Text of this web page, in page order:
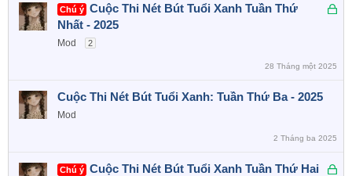
a n
Đ
Chú ý Cuộc Thi Nét Bút Tuổi Xanh Tuần Thứ
Nhất - 2025
Mod 2
28 Tháng một 2025
Cuộc Thi Nét Bút Tuổi Xanh: Tuần Thứ Ba - 2025
Mod
2 Tháng ba 2025
Đ
Chú ý Cuộc Thi Nét Bút Tuổi Xanh Tuần Thứ Hai